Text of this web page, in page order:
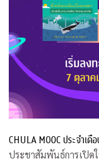
CHULA MOOC ประจำเ
ประชาสัมพันธ์การเปิดใ